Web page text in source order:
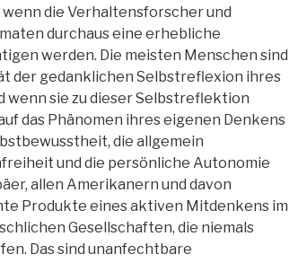
die Verhaltensforscher und
durchaus eine erhebliche
werden. Die meisten Menschen sind
der gedanklichen Selbstreflexion ihres
wenn sie zu dieser Selbstreflektion
das Phänomen ihres eigenen Denkens
die allgemein
und die persönliche Autonomie
allen Amerikanern und davon
Produkte eines aktiven Mitdenkens im
Gesellschaften, die niemals
Das sind unanfechtbare